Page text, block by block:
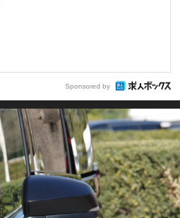
Sponsored by